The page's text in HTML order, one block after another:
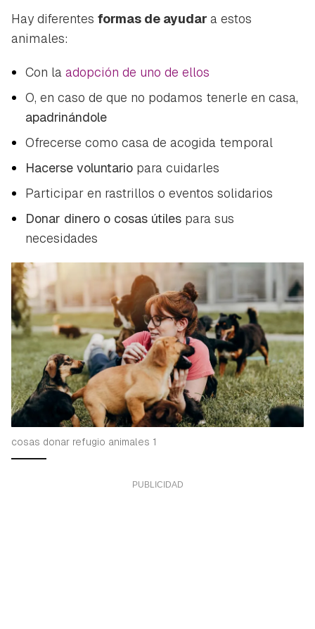
Hay diferentes formas de ayudar a estos
animales:
Con la adopción de uno de ellos
O, en caso de que no podamos tenerle en casa,
apadrinándole
Ofrecerse como casa de acogida temporal
Hacerse voluntario para cuidarles
Participar en rastrillos o eventos solidarios
Donar dinero o cosas útiles para sus
necesidades
cosas donar refugio animales 1